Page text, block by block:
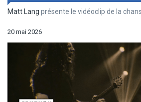
Matt Lang présente le vidéoclip de la
20 mai 2026